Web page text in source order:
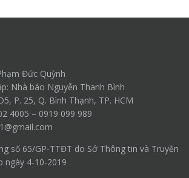
Đức Quỳnh
Nhà báo Nguyễn Thanh Bình
P. 25, Q. Bình Thạnh, TP. HCM
4005 – 0919 099 989
số 65/GP-TTĐT do Sở Thông tin và Truyền
ngày 4-10-2019